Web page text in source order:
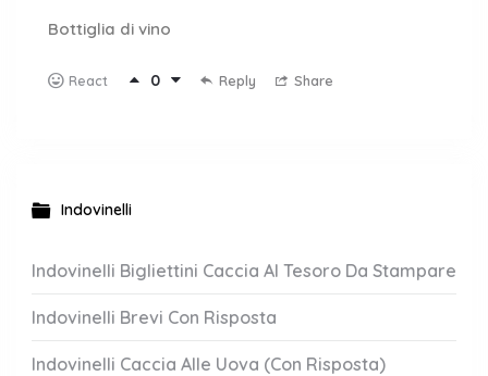
Bottiglia di vino
React 0 Reply Share
Indovinelli
Indovinelli Bigliettini Caccia Al Tesoro Da Stampare
Indovinelli Brevi Con Risposta
Indovinelli Caccia Alle Uova (Con Risposta)